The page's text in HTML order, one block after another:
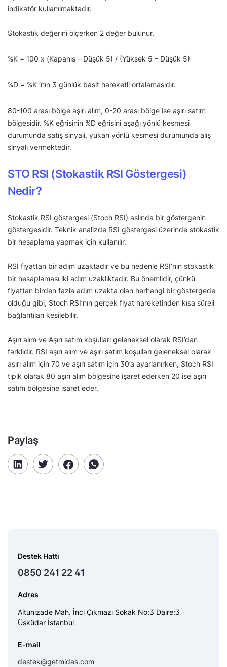
indikatör kullanılmaktadır.
Stokastik değerini ölçerken 2 değer bulunur.
%K = 100 x (Kapanış – Düşük 5) / (Yüksek 5 – Düşük 5)
%D = %K ‘nın 3 günlük basit hareketli ortalamasıdır.
80-100 arası bölge aşırı alım, 0-20 arası bölge ise aşırı satım
bölgesidir. %K eğrisinin %D eğrisini aşağı yönlü kesmesi
durumunda satış sinyali, yukarı yönlü kesmesi durumunda alış
sinyali vermektedir.
STO RSI (Stokastik RSI Göstergesi)
Nedir?
Stokastik RSI göstergesi (Stoch RSI) aslında bir göstergenin
göstergesidir. Teknik analizde RSI göstergesi üzerinde stokastik
bir hesaplama yapmak için kullanılır.
RSI fiyattan bir adım uzaktadır ve bu nedenle RSI’nın stokastik
bir hesaplaması iki adım uzaklıktadır. Bu önemlidir, çünkü
fiyattan birden fazla adım uzakta olan herhangi bir göstergede
olduğu gibi, Stoch RSI’nın gerçek fiyat hareketinden kısa süreli
bağlantıları kesilebilir.
Aşırı alım ve Aşırı satım koşulları geleneksel olarak RSI’dan
farklıdır. RSI aşırı alım ve aşırı satım koşulları geleneksel olarak
aşırı alım için 70 ve aşırı satım için 30’a ayarlanırken, Stoch RSI
tipik olarak 80 aşırı alım bölgesine işaret ederken 20 ise aşırı
satım bölgesine işaret eder.
Paylaş
Destek Hattı
0850 241 22 41
Adres
Altunizade Mah. İnci Çıkmazı Sokak No:3 Daire:3
Üsküdar İstanbul
E-mail
destek@getmidas.com